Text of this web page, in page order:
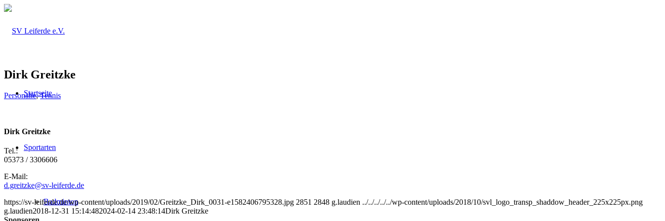
Startseite
Sportarten
Badminton
Dirk Greitzke
Personalie,Tennis
Dirk Greitzke
Tel.:
05373 / 3306606
E-Mail:
d.greitzke@sv-leiferde.de
https://sv-leiferde.de/wp-content/uploads/2019/02/Greitzke_Dirk_0031-e1582406795328.jpg 2851 2848 g.laudien ../../../../../wp-content/uploads/2018/10/svl_logo_transp_shaddow_header_225x225px.png
g.laudien2018-12-31 15:14:482024-02-14 23:48:14Dirk Greitzke